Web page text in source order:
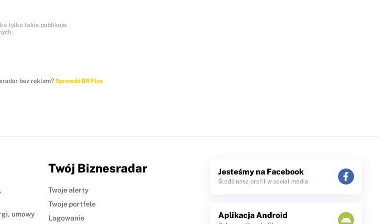
tylko takie publikuje.
bez reklam? Sprawdź BR Plus
umowy
Twój Biznesradar
Twoje alerty
Twoje portfele
Logowanie
Jesteśmy na Facebook
Śledź nasz profil w social media
Aplikacja Android